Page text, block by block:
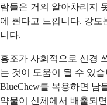
람들은 거의 알아차리지
에 띈다고 느낍니다. 강
니다.
홍조가 사회적으로 신경
는 것이 도움이 될 수 있
BlueChew를 복용하면 남
약물이 신체에서 배출되